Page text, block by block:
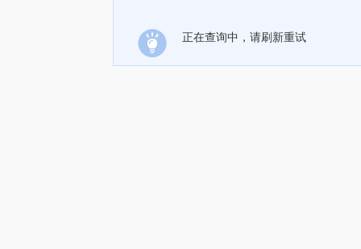
正在查询中，请刷新重试